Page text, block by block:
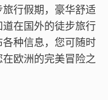
行假期，豪华舒适
在国外的徒步旅行
种信息，您可随时
欧洲的完美冒险之